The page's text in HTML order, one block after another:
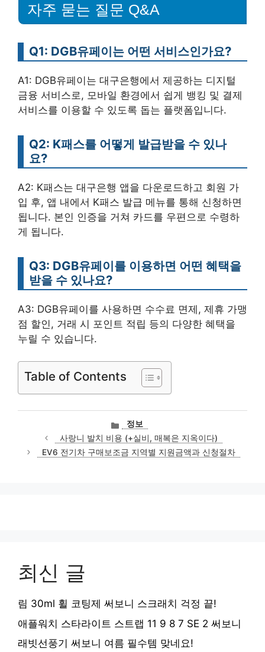
자주 묻는 질문 Q&A
Q1: DGB유페이는 어떤 서비스인가요?
A1: DGB유페이는 대구은행에서 제공하는 디지털
금융 서비스로, 모바일 환경에서 쉽게 뱅킹 및 결제
서비스를 이용할 수 있도록 돕는 플랫폼입니다.
Q2: K패스를 어떻게 발급받을 수 있나
요?
A2: K패스는 대구은행 앱을 다운로드하고 회원 가
입 후, 앱 내에서 K패스 발급 메뉴를 통해 신청하면
됩니다. 본인 인증을 거쳐 카드를 우편으로 수령하
게 됩니다.
Q3: DGB유페이를 이용하면 어떤 혜택을
받을 수 있나요?
A3: DGB유페이를 사용하면 수수료 면제, 제휴 가맹
점 할인, 거래 시 포인트 적립 등의 다양한 혜택을
누릴 수 있습니다.
Table of Contents
카
테
고
리
정보
사랑니 발치 비용 (+실비, 매복은 지옥이다)
EV6 전기차 구매보조금 지역별 지원금액과 신청절차
최신 글
림 30ml 휠 코팅제 써보니 스크래치 걱정 끝!
애플워치 스타라이트 스트랩 11 9 8 7 SE 2 써보니
래빗선풍기 써보니 여름 필수템 맞네요!